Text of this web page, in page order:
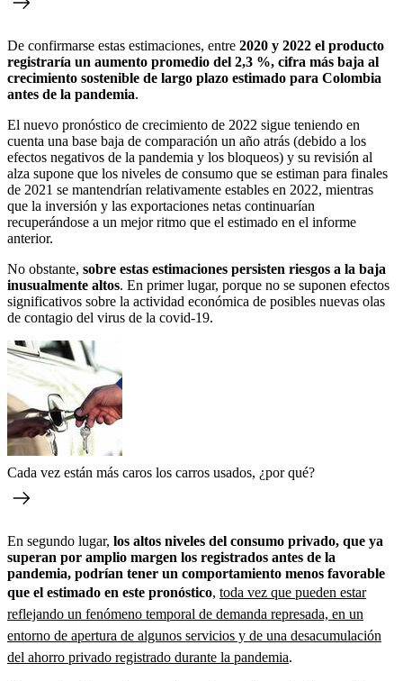
De confirmarse estas estimaciones, entre 2020 y 2022 el producto
registraría un aumento promedio del 2,3 %, cifra más baja al
crecimiento sostenible de largo plazo estimado para Colombia
antes de la pandemia.
El nuevo pronóstico de crecimiento de 2022 sigue teniendo en
cuenta una base baja de comparación un año atrás (debido a los
efectos negativos de la pandemia y los bloqueos) y su revisión al
alza supone que los niveles de consumo que se estiman para finales
de 2021 se mantendrían relativamente estables en 2022, mientras
que la inversión y las exportaciones netas continuarían
recuperándose a un mejor ritmo que el estimado en el informe
anterior.
No obstante, sobre estas estimaciones persisten riesgos a la baja
inusualmente altos. En primer lugar, porque no se suponen efectos
significativos sobre la actividad económica de posibles nuevas olas
de contagio del virus de la covid-19.
Cada vez están más caros los carros usados, ¿por qué?
En segundo lugar, los altos niveles del consumo privado, que ya
superan por amplio margen los registrados antes de la
pandemia, podrían tener un comportamiento menos favorable
que el estimado en este pronóstico, toda vez que pueden estar
reflejando un fenómeno temporal de demanda represada, en un
entorno de apertura de algunos servicios y de una desacumulación
del ahorro privado registrado durante la pandemia.